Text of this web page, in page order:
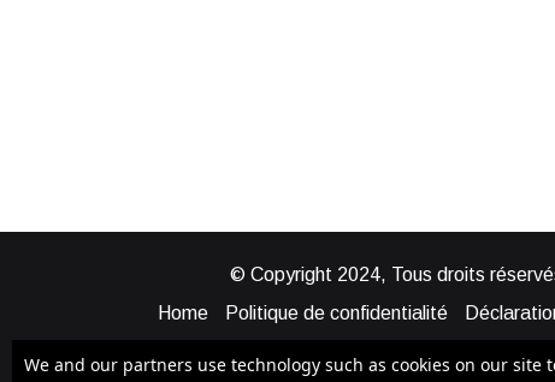
© Copyright 2024, Tous droits
Home
Politique de confidentialité
We and our partners use technology such as cookies on our